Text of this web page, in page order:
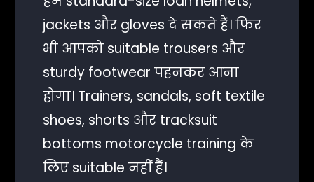
jackets और gloves दे सकते हैं। फिर
भी आपको suitable trousers और
sturdy footwear पहनकर आना
होगा। Trainers, sandals, soft textile
shoes, shorts और tracksuit
bottoms motorcycle training के
लिए suitable नहीं हैं।